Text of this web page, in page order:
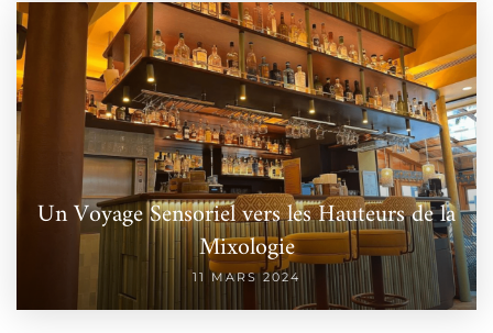
Un Voyage Sensoriel vers les Hauteurs de la
Mixologie
11 MARS 2024